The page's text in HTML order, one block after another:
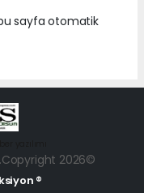
sayfa otomatik
2026©
®